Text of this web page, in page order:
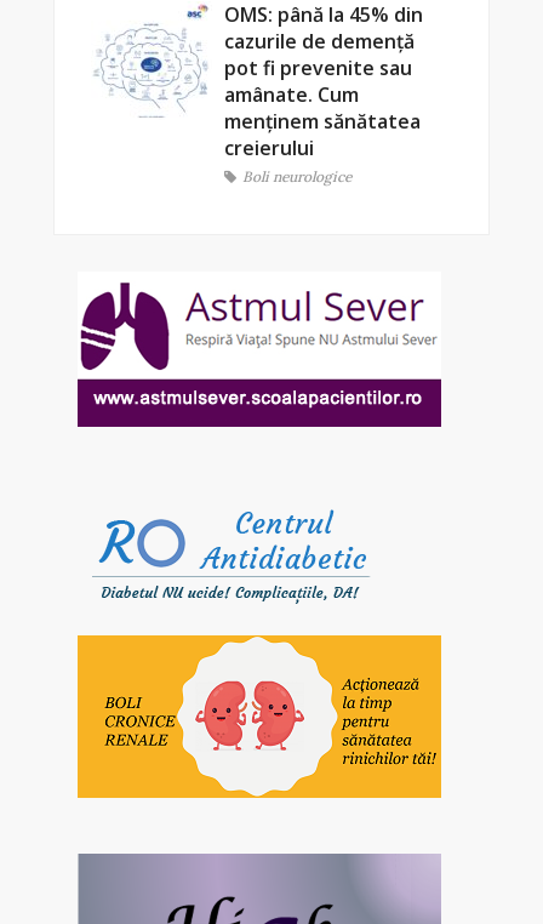
OMS: până la 45% din
cazurile de demență
pot fi prevenite sau
amânate. Cum
menținem sănătatea
creierului
Boli neurologice